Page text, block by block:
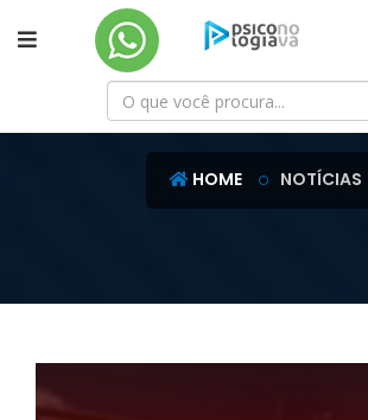
NOTÍCIAS
HOME NOTÍCIAS